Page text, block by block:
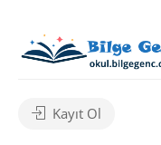
Kayıt Ol